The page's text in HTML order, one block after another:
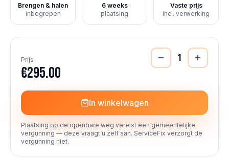
Brengen & halen
inbegrepen
6 weeks
plaatsing
Vaste prijs
incl. verwerking
Prijs
€295.00
1
In winkelwagen
Plaatsing op de openbare weg vereist een gemeentelijke
vergunning — deze vraagt u zelf aan. ServiceFix verzorgt de
vergunning niet.